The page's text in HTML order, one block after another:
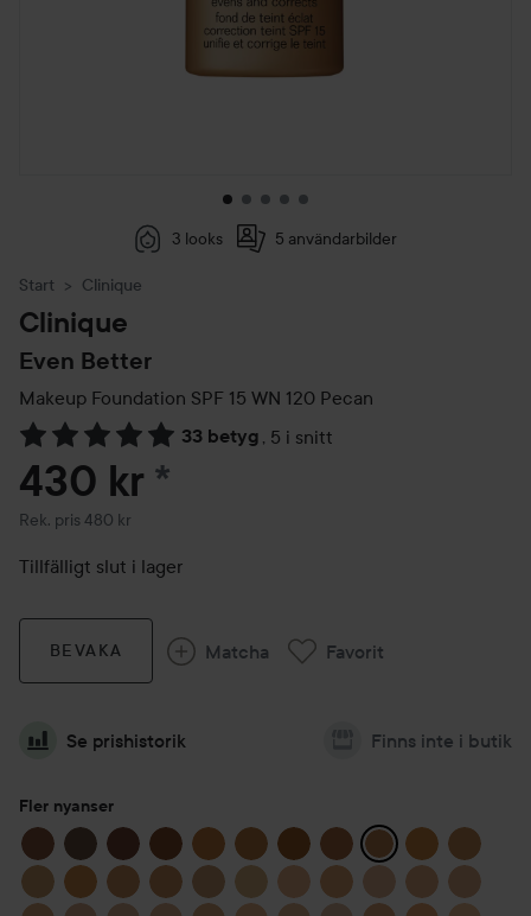
3 looks 5 användarbilder
Start Clinique
Clinique
Even Better
Makeup Foundation SPF 15 WN 120 Pecan
33 betyg , 5 i snitt
Hoppa till Betyg & kommentarer
430 kr *
Rek. pris 480 kr
Rekommenderat pris 480 kr
Tillfälligt slut i lager
BEVAKA Matcha Favorit
Se prishistorik Finns inte i butik
Fler nyanser